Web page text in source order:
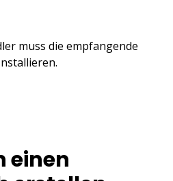
muss die empfangende
einen